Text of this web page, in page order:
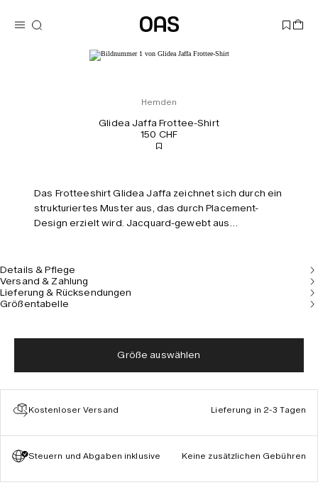
Hemden
Glidea Jaffa Frottee-Shirt
150 CHF
Das Frotteeshirt Glidea Jaffa zeichnet sich durch ein
strukturiertes Muster aus, das durch Placement-
Design erzielt wird. Jacquard-gewebt aus
Ärmeln.
Details & Pflege
Versand & Zahlung
Lieferung & Rücksendungen
Größentabelle
Größe auswählen
Kostenloser Versand Lieferung in 2-3 Tagen
Steuern und Abgaben inklusive Keine zusätzlichen Gebühren